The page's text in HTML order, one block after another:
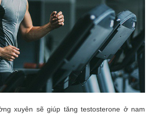
xuyên sẽ giúp tăng testosterone ở nam